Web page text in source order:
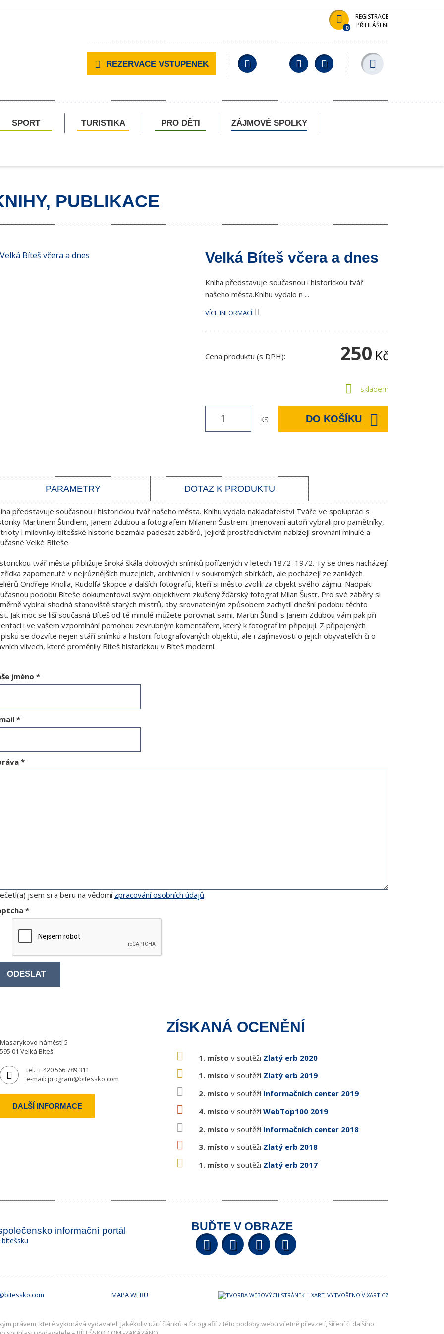
0
REGISTRACE
PŘIHLÁŠENÍ
REZERVACE VSTUPENEK Facebook YouTubeWikipedia
SPORT TURISTIKA PRO DĚTI ZÁJMOVÉ SPOLKY
PUBLIKACE
Velká Bíteš včera a dnes
Kniha představuje současnou i historickou tvář
našeho města.Knihu vydalo n ...
VÍCE INFORMACÍ
Cena produktu (s DPH): 250 Kč
skladem
ks DO KOŠÍKU
PARAMETRY DOTAZ K PRODUKTU
představuje současnou i historickou tvář našeho města. Knihu vydalo nakladatelství Tváře ve spolupráci s
Martinem Štindlem, Janem Zdubou a fotografem Milanem Šustrem. Jmenovaní autoři vybrali pro pamětníky,
i milovníky bítešské historie bezmála padesát záběrů, jejichž prostřednictvím nabízejí srovnání minulé a
Velké Bíteše.
tvář města přibližuje široká škála dobových snímků pořízených v letech 1872–1972. Ty se dnes nacházejí
zapomenuté v nejrůznějších muzejních, archivních i v soukromých sbírkách, ale pocházejí ze zaniklých
Ondřeje Knolla, Rudolfa Skopce a dalších fotografů, kteří si město zvolili za objekt svého zájmu. Naopak
podobu Bíteše dokumentoval svým objektivem zkušený žďárský fotograf Milan Šustr. Pro své záběry si
vybíral shodná stanoviště starých mistrů, aby srovnatelným způsobem zachytil dnešní podobu těchto
Jak moc se liší současná Bíteš od té minulé můžete porovnat sami. Martin Štindl s Janem Zdubou vám pak při
i ve vašem vzpomínání pomohou zevrubným komentářem, který k fotografiím připojují. Z připojených
se dozvíte nejen stáří snímků a historii fotografovaných objektů, ale i zajímavosti o jejich obyvatelích či o
vlivech, které proměnily Bíteš historickou v Bíteš moderní.
jméno *
*
*
jsem si a beru na vědomí zpracování osobních údajů.
*
ODESLAT
Masarykovo náměstí 5
595 01 Velká Bíteš
tel.: + 420 566 789 311
e-mail: program@bitessko.com
DALŠÍ INFORMACE
ZÍSKANÁ OCENĚNÍ
1. místo v soutěži Zlatý erb 2020
1. místo v soutěži Zlatý erb 2019
2. místo v soutěži Informačních center 2019
4. místo v soutěži WebTop100 2019
2. místo v soutěži Informačních center 2018
3. místo v soutěži Zlatý erb 2018
1. místo v soutěži Zlatý erb 2017
informační portál
bítešsku
BUĎTE V OBRAZE
Facebook
TwitterYouTube
MAPA WEBU VYTVOŘENO V XART.CZ
právem, které vykonává vydavatel. Jakékoliv užití článků a fotografií z této podoby webu včetně převzetí, šíření či dalšího